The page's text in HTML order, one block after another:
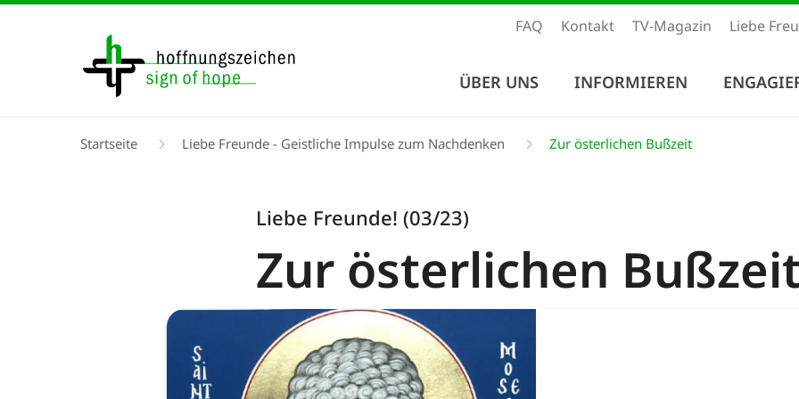
FAQ Kontakt TV-Magazin Liebe
ÜBER UNS INFORMIEREN
Pfadnavigation
Startseite Liebe Freunde - Geistliche Impulse zum Nachdenken Zur österlichen Bußzeit
Liebe Freunde! (03/23)
Zur österlichen